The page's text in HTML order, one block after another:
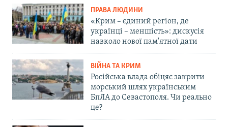
ПРАВА ЛЮДИНИ
«Крим – єдиний регіон, де
українці – меншість»: дискусія
навколо нової пам'ятної дати
ВІЙНА ТА КРИМ
Російська влада обіцяє закрити
морський шлях українським
БпЛА до Севастополя. Чи реально
це?